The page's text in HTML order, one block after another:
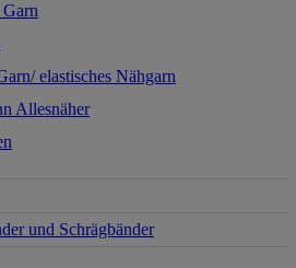
elastisches Nähgarn
Allesnäher
und Schrägbänder